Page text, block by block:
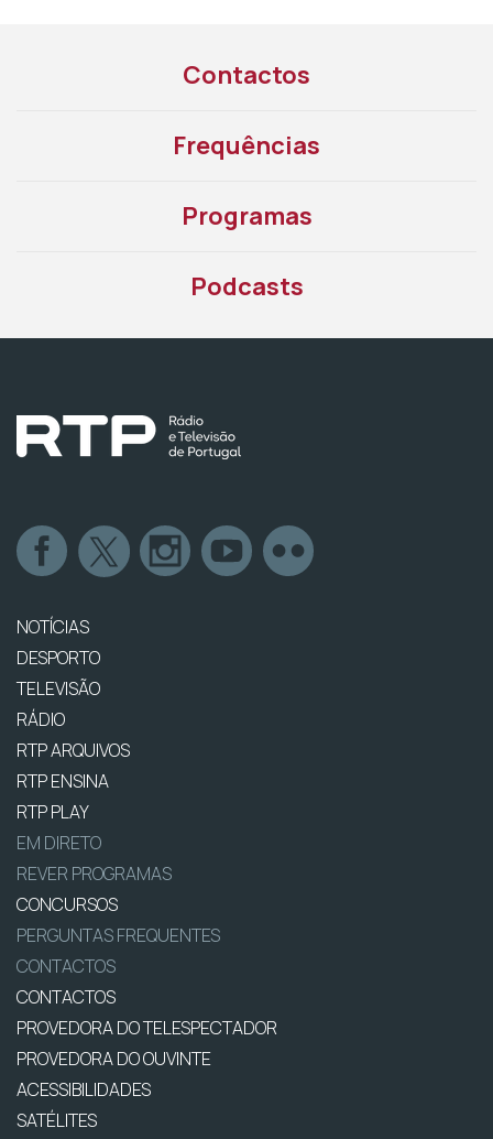
Contactos
Frequências
Programas
Podcasts
NOTÍCIAS
DESPORTO
TELEVISÃO
RÁDIO
RTP ARQUIVOS
RTP ENSINA
RTP PLAY
EM DIRETO
REVER PROGRAMAS
CONCURSOS
PERGUNTAS FREQUENTES
CONTACTOS
CONTACTOS
PROVEDORA DO TELESPECTADOR
PROVEDORA DO OUVINTE
ACESSIBILIDADES
SATÉLITES